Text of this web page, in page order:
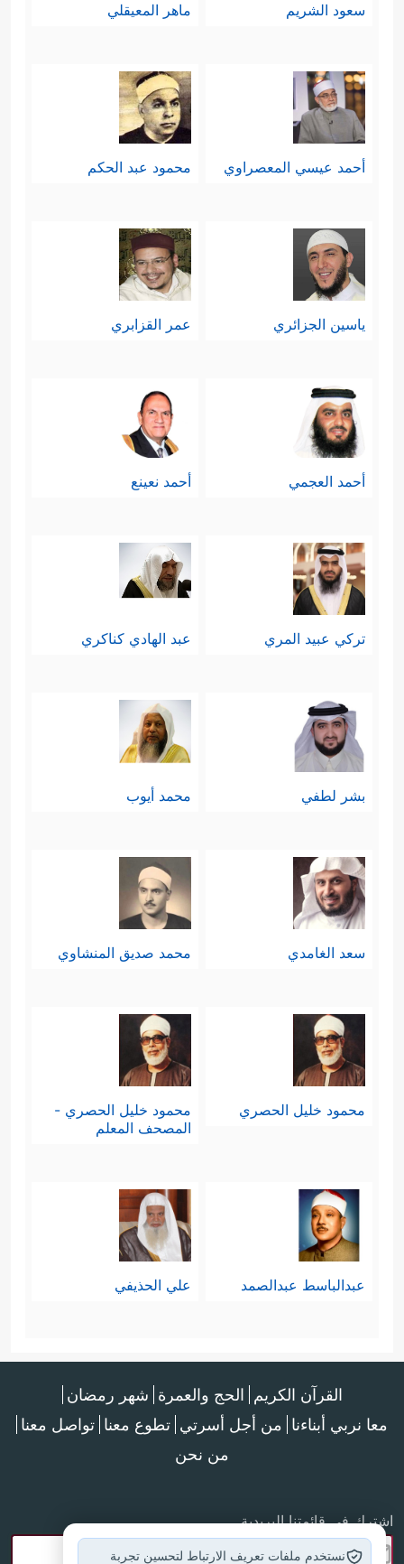
سعود الشريم ماهر المعيقلي
أحمد عيسي المعصراوي محمود عبد الحكم
ياسين الجزائري عمر القزابري
أحمد العجمي أحمد نعينع
تركي عبيد المري عبد الهادي كناكري
بشر لطفي محمد أيوب
سعد الغامدي محمد صديق المنشاوي
محمود خليل الحصري
محمود خليل الحصري -
المصحف المعلم
عبدالباسط عبدالصمد علي الحذيفي
القرآن الكريم الحج والعمرة شهر رمضان
معا نربي أبناءنا من أجل أسرتي تطوع معنا تواصل معنا
من نحن
اشترك في قائمتنا البريدية
نستخدم ملفات تعريف الارتباط لتحسين تجربة